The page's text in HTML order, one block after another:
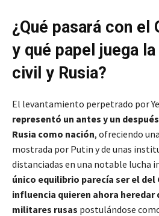
¿Qué pasará con el
y qué papel juega
civil y Rusia?
El levantamiento perpetrado por
representó un antes y un
Rusia como nación, ofreciendo
mostrada por Putin y de unas
distanciadas en una notable lucha
único equilibrio parecía ser el del
influencia quieren ahora
militares rusas postulándose